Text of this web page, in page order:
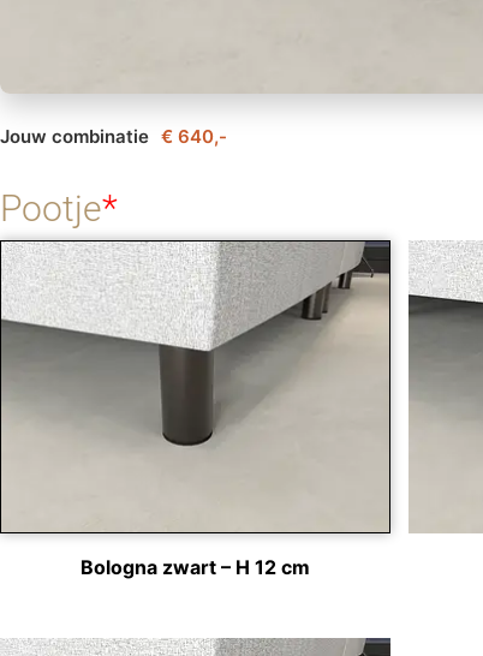
Jouw combinatie € 640,-
Pootje*
Bologna zwart – H 12 cm